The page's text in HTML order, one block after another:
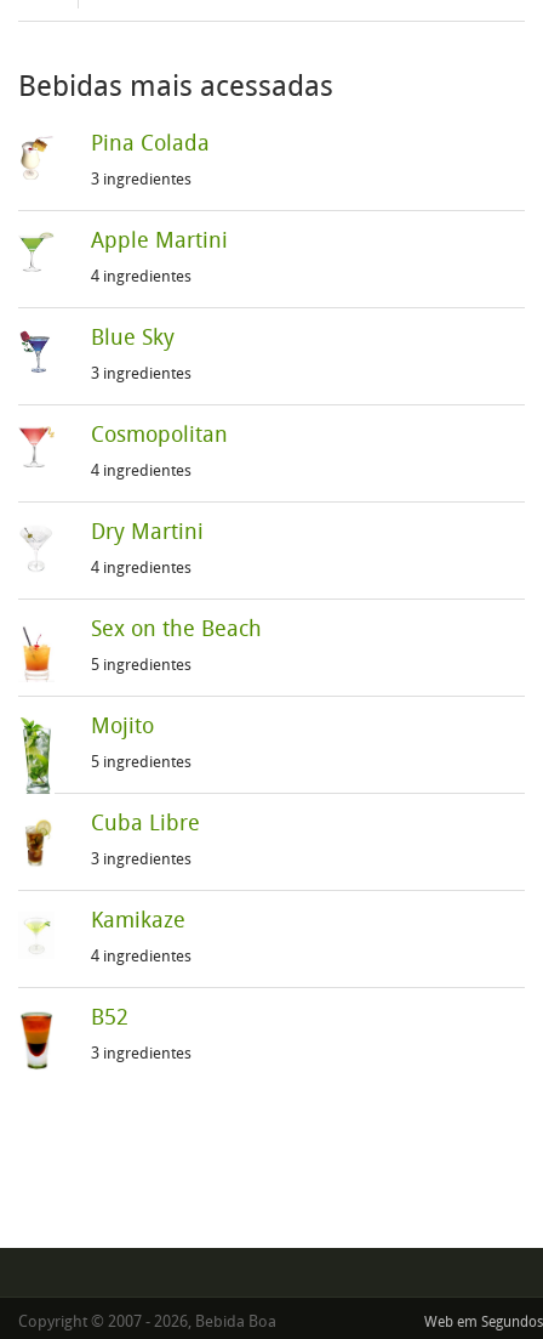
Bebidas mais acessadas
Pina Colada
3 ingredientes
Apple Martini
4 ingredientes
Blue Sky
3 ingredientes
Cosmopolitan
4 ingredientes
Dry Martini
4 ingredientes
Sex on the Beach
5 ingredientes
Mojito
5 ingredientes
Cuba Libre
3 ingredientes
Kamikaze
4 ingredientes
B52
3 ingredientes
Copyright © 2007 - 2026, Bebida Boa Web em Segundos